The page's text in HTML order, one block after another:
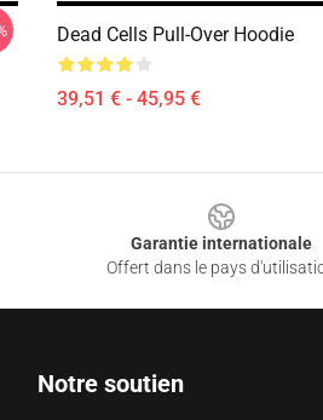
Dead Cells Pull-Over Hoodie
39,51 € - 45,95 €
Garantie internationale
Offert dans le pays
Notre soutien